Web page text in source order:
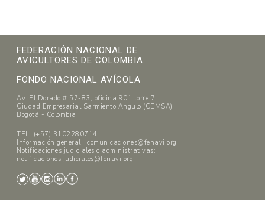
FEDERACIÓN NACIONAL DE
AVICULTORES DE COLOMBIA
FONDO NACIONAL AVÍCOLA
Av. El Dorado # 57-83, oficina 901 torre 7
Ciudad Empresarial Sarmiento Angulo (CEMSA)
Bogotá - Colombia
TEL. (+57) 3102280714
Información general: comunicaciones@fenavi.org
Notificaciones judiciales o administrativas:
notificaciones.judiciales@fenavi.org